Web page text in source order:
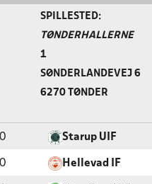
SPILLESTED:
TØNDERHALLERNE
1
SØNDERLANDEVEJ 6
6270 TØNDER
Starup UIF
Hellevad IF